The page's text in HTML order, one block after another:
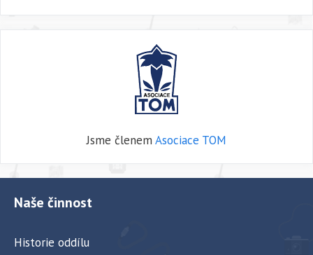
Jsme členem Asociace TOM
Naše činnost
Historie oddílu